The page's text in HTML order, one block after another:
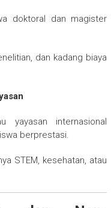
doktoral dan magister
dan kadang biaya
yayasan internasional
berprestasi.
STEM, kesehatan, atau